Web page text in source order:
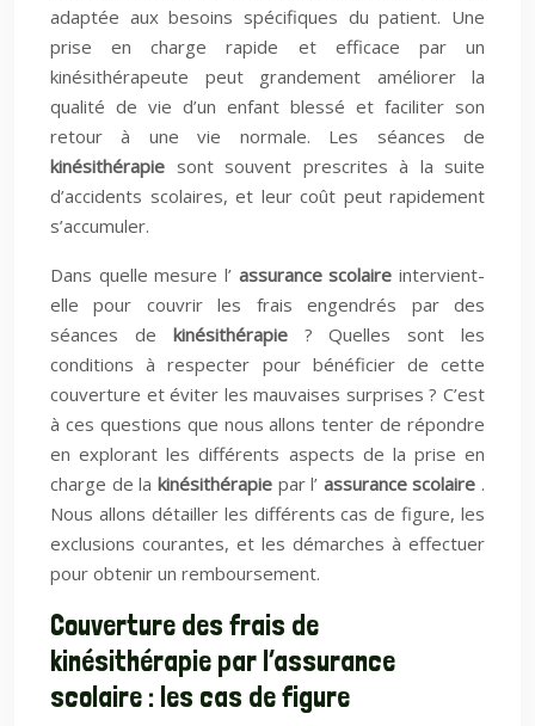
adaptée aux besoins spécifiques du patient. Une
prise en charge rapide et efficace par un
kinésithérapeute peut grandement améliorer la
qualité de vie d’un enfant blessé et faciliter son
retour à une vie normale. Les séances de
kinésithérapie sont souvent prescrites à la suite
d’accidents scolaires, et leur coût peut rapidement
s’accumuler.
Dans quelle mesure l’ assurance scolaireintervient-
elle pour couvrir les frais engendrés par des
séances de kinésithérapie ? Quelles sont les
conditions à respecter pour bénéficier de cette
couverture et éviter les mauvaises surprises ? C’est
à ces questions que nous allons tenter de répondre
en explorant les différents aspects de la prise en
charge de la kinésithérapie par l’ assurance scolaire .
Nous allons détailler les différents cas de figure, les
exclusions courantes, et les démarches à effectuer
pour obtenir un remboursement.
Couverture des frais de
kinésithérapie par l’assurance
scolaire : les cas de figure